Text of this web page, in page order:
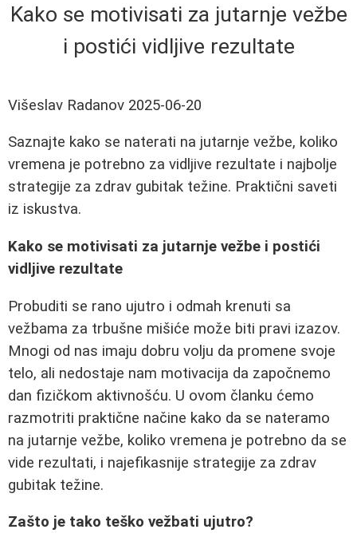
Kako se motivisati za jutarnje vežbe
i postići vidljive rezultate
Višeslav Radanov 2025-06-20
Saznajte kako se naterati na jutarnje vežbe, koliko
vremena je potrebno za vidljive rezultate i najbolje
strategije za zdrav gubitak težine. Praktični saveti
iz iskustva.
Kako se motivisati za jutarnje vežbe i postići
vidljive rezultate
Probuditi se rano ujutro i odmah krenuti sa
vežbama za trbušne mišiće može biti pravi izazov.
Mnogi od nas imaju dobru volju da promene svoje
telo, ali nedostaje nam motivacija da započnemo
dan fizičkom aktivnošću. U ovom članku ćemo
razmotriti praktične načine kako da se nateramo
na jutarnje vežbe, koliko vremena je potrebno da se
vide rezultati, i najefikasnije strategije za zdrav
gubitak težine.
Zašto je tako teško vežbati ujutro?